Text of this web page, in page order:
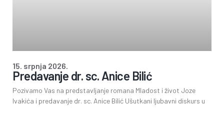
Predavanje dr. sc. Anice Bilić
Pozivamo Vas na predstavljanje romana Mladost i život Joze
Ivakića i predavanje dr. sc. Anice Bilić Ušutkani ljubavni diskurs u
15. srpnja 2026.